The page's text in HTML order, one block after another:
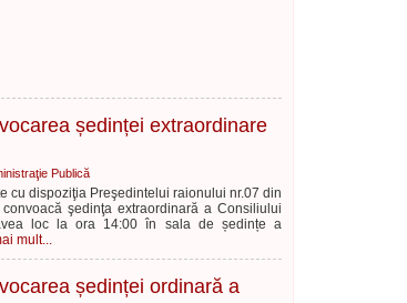
ședinței extraordinare
Publică
cu dispoziţia Preşedintelui raionului nr.07 din
şedinţa extraordinară a Consiliului
loc la ora 14:00 în sala de ședințe a
mult...
ședinței ordinară a